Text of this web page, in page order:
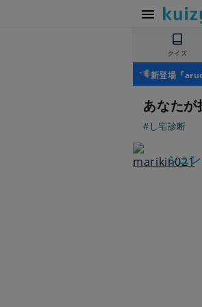
クイズ
新登場『
あなた
#し宅診断
シュ